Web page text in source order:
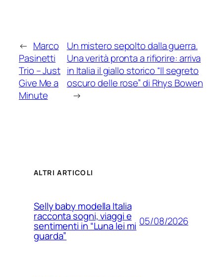
← Marco
Pasinetti
Trio – Just
Give Me a
Minute
Un mistero sepolto dalla guerra.
Una verità pronta a rifiorire: arriva
in Italia il giallo storico “Il segreto
oscuro delle rose” di Rhys Bowen
→
ALTRI ARTICOLI
Selly baby modella Italia
racconta sogni, viaggi e
sentimenti in “Luna lei mi
guarda”
05/08/2026